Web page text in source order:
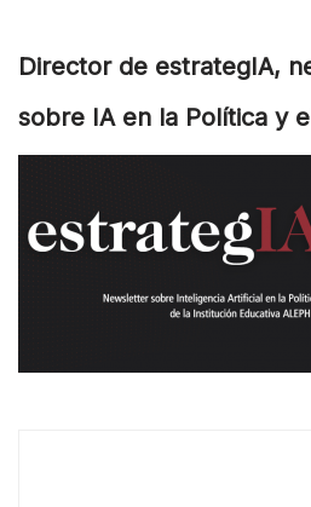
Director de estrategIA,
sobre IA en la Política y